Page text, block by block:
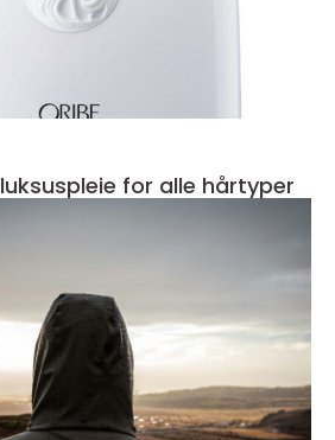
Oribe shampoo luksuspleie for alle hårtyper